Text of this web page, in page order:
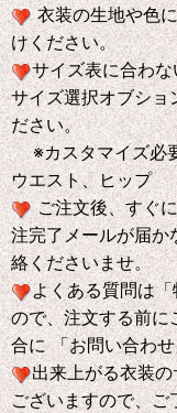
衣装の生地や色
けください。
サイズ表に合わ
サイズ選択オブショ
ださい。
※カスタマイズ必
ウエスト、ヒップ
ご注文後、すぐ
注完了メールが届か
絡くださいませ。
よくある質問は
ので、注文する前に
合に 「お問い合わ
出来上がる衣装
ございますので、ご